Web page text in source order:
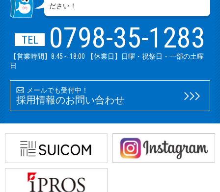
ださい！
TEL 0798-35-1283
【営業時間】8:45～18:00 【休業日】日曜・祝祭日・一部の土曜
日
メールでも受付中！
採用情報のお問い合わせ